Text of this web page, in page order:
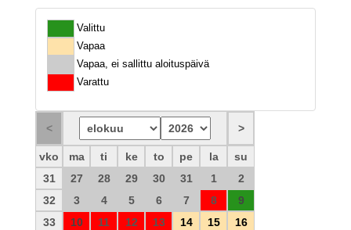
Valittu
Vapaa
Vapaa, ei sallittu aloituspäivä
Varattu
vko ma ti ke to pe la
su
31
27 28 29 30 31 1
2
32
3 4 5 6 7 8
9
33
10 11 12 13 14 15
16